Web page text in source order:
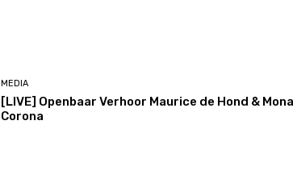
MEDIA
[LIVE] Openbaar Verhoor Maurice de Hond &
Corona